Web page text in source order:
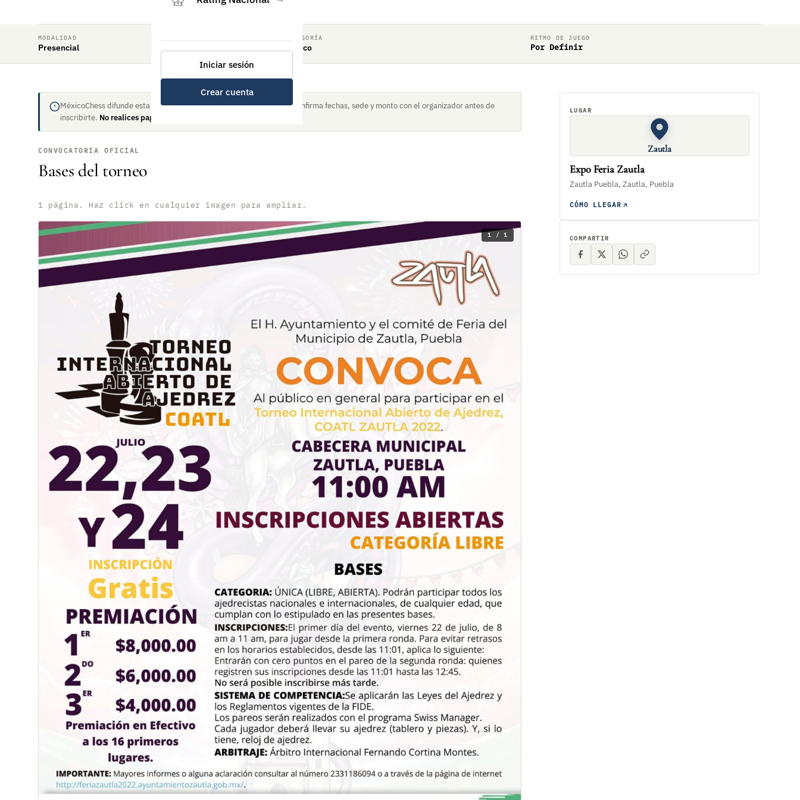
Iniciar sesión
Crear cuenta
MODALIDAD
Presencial
CATEGORÍA
Clásico
RITMO DE JUEGO
Por Definir
MéxicoChess difunde esta convocatoria pero no organiza el torneo. Confirma fechas, sede y monto con el organizador antes de
inscribirte. No realices pagos sin antes validar.
CONVOCATORIA OFICIAL
Bases del torneo
1 página. Haz click en cualquier imagen para ampliar.
1 / 1
LUGAR
Zautla
Expo Feria Zautla
Zautla Puebla, Zautla, Puebla
CÓMO LLEGAR
COMPARTIR